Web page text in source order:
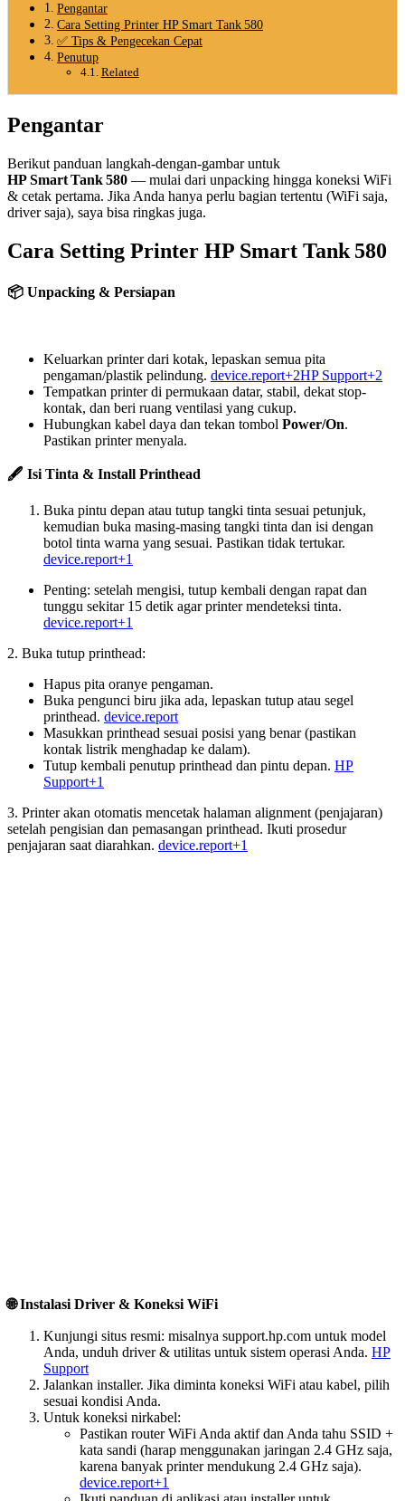
Pengantar
Cara Setting Printer HP Smart Tank 580
✅ Tips & Pengecekan Cepat
Penutup
Related
Pengantar
Berikut panduan langkah-dengan-gambar untuk
HP Smart Tank 580 — mulai dari unpacking hingga koneksi WiFi
& cetak pertama. Jika Anda hanya perlu bagian tertentu (WiFi saja,
driver saja), saya bisa ringkas juga.
Cara Setting Printer HP Smart Tank 580
📦 Unpacking & Persiapan
Keluarkan printer dari kotak, lepaskan semua pita
pengaman/plastik pelindung. device.report+2HP Support+2
Tempatkan printer di permukaan datar, stabil, dekat stop­
kontak, dan beri ruang ventilasi yang cukup.
Hubungkan kabel daya dan tekan tombol Power/On.
Pastikan printer menyala.
🖋 Isi Tinta & Install Printhead
Buka pintu depan atau tutup tangki tinta sesuai petunjuk,
kemudian buka masing-masing tangki tinta dan isi dengan
botol tinta warna yang sesuai. Pastikan tidak tertukar.
device.report+1
Penting: setelah mengisi, tutup kembali dengan rapat dan
tunggu sekitar 15 detik agar printer mendeteksi tinta.
device.report+1
2. Buka tutup printhead:
Hapus pita oranye pengaman.
Buka pengunci biru jika ada, lepaskan tutup atau segel
printhead. device.report
Masukkan printhead sesuai posisi yang benar (pastikan
kontak listrik menghadap ke dalam).
Tutup kembali penutup printhead dan pintu depan. HP
Support+1
3. Printer akan otomatis mencetak halaman alignment (penjajaran)
setelah pengisian dan pemasangan printhead. Ikuti prosedur
penjajaran saat diarahkan. device.report+1
🌐 Instalasi Driver & Koneksi WiFi
Kunjungi situs resmi: misalnya support.hp.com untuk model
Anda, unduh driver & utilitas untuk sistem operasi Anda. HP
Support
Jalankan installer. Jika diminta koneksi WiFi atau kabel, pilih
sesuai kondisi Anda.
Untuk koneksi nirkabel:
Pastikan router WiFi Anda aktif dan Anda tahu SSID +
kata sandi (harap menggunakan jaringan 2.4 GHz saja,
karena banyak printer mendukung 2.4 GHz saja).
device.report+1